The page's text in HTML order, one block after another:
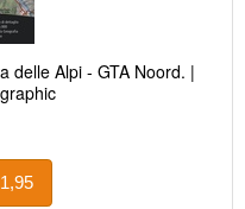
delle Alpi - GTA Noord. |
21,95